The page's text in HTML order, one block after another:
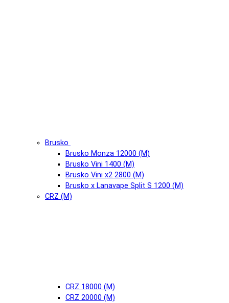
Brusko
Brusko Monza 12000 (М)
Brusko Vini 1400 (М)
Brusko Vini x2 2800 (М)
Brusko x Lanavape Split S 1200 (М)
CRZ (М)
CRZ 18000 (М)
CRZ 20000 (М)